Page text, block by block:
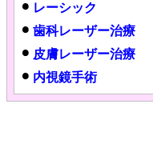
レーシック
歯科レーザー治療
皮膚レーザー治療
内視鏡手術